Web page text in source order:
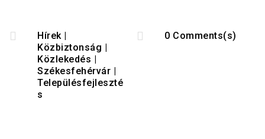
 Hírek|
Közbiztonság |
Közlekedés |
Székesfehérvár |
Településfejleszté
s
 0 Comments(s)